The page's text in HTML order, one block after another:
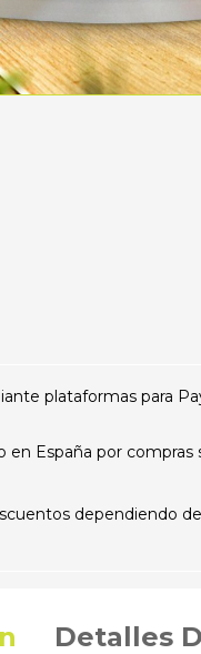
plataformas para
en España por compras
dependiendo
Detalles